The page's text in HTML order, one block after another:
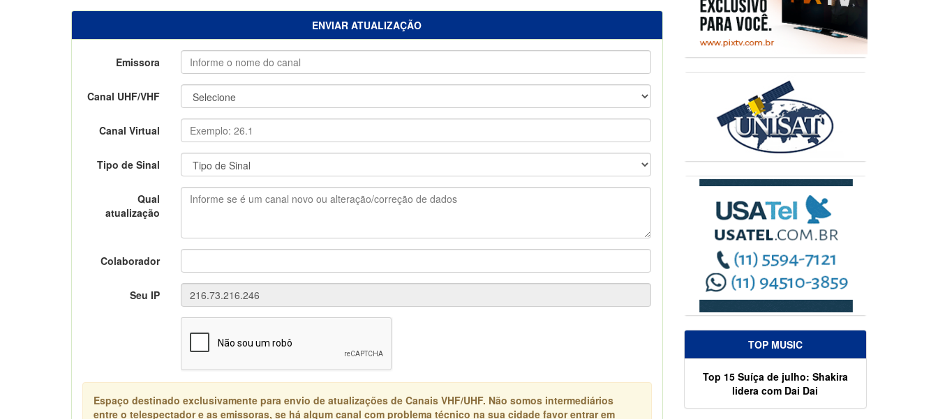
ENVIAR ATUALIZAÇÃO
Emissora
Canal UHF/VHF
Canal Virtual
Tipo de Sinal
Qual
atualização
Colaborador
Seu IP
Espaço destinado exclusivamente para envio de atualizações de Canais VHF/UHF. Não somos intermediários
entre o telespectador e as emissoras, se há algum canal com problema técnico na sua cidade favor entrar em
TOP MUSIC
Top 15 Suíça de julho: Shakira
lidera com Dai Dai